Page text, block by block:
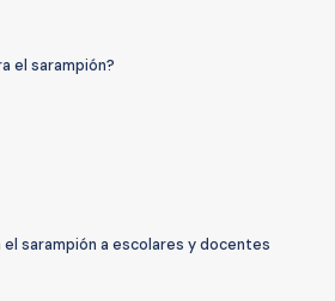
el sarampión?
sarampión a escolares y docentes